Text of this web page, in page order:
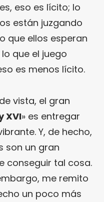
eso es lícito; lo
están juzgando
que ellos esperan
que el juego
es menos lícito.
vista, el gran
XVI» es entregar
Y, de hecho,
son un gran
conseguir tal cosa.
me remito
un poco más